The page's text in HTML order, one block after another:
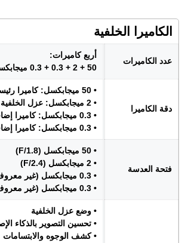
الكاميرا الخلفية
عدد الكاميرات
أربع كاميرات:
50 + 2 + 0.3 + 0.3 ميجابكسل
دقة الكاميرا
• 50 ميجابكسل: كاميرا رئيسية
• 2 ميجابكسل: عزل الخلفية
• 0.3 ميجابكسل: كاميرا إضافية
• 0.3 ميجابكسل: كاميرا إضافية
فتحة العدسة
• 50 ميجابكسل (F/1.8)
• 2 ميجابكسل (F/2.4)
• 0.3 ميجابكسل (غير معروف)
• 0.3 ميجابكسل (غير معروف)
• وضع عزل الخلفية
• تحسين التصوير بالذكاء
• كشف الوجوه والابتسامات